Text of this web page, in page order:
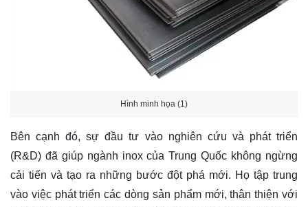
Hình minh họa (1)
Bên cạnh đó, sự đầu tư vào nghiên cứu và phát triển
(R&D) đã giúp ngành inox của Trung Quốc không ngừng
cải tiến và tạo ra những bước đột phá mới. Họ tập trung
vào việc phát triển các dòng sản phẩm mới, thân thiện với